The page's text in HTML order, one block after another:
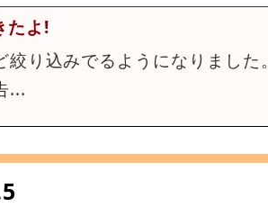
たよ!
絞り込みでるようになりまし
...